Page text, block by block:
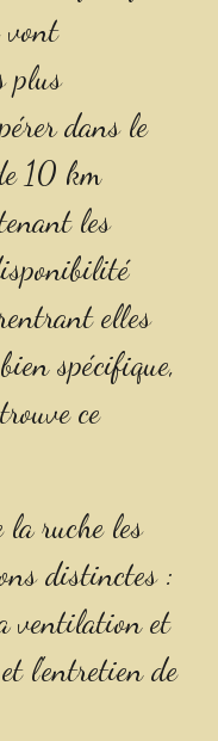
vont
plus
dans le
10 km
les
elles
spécifique,
ce
la ruche les
distinctes :
ventilation et
l'entretien de